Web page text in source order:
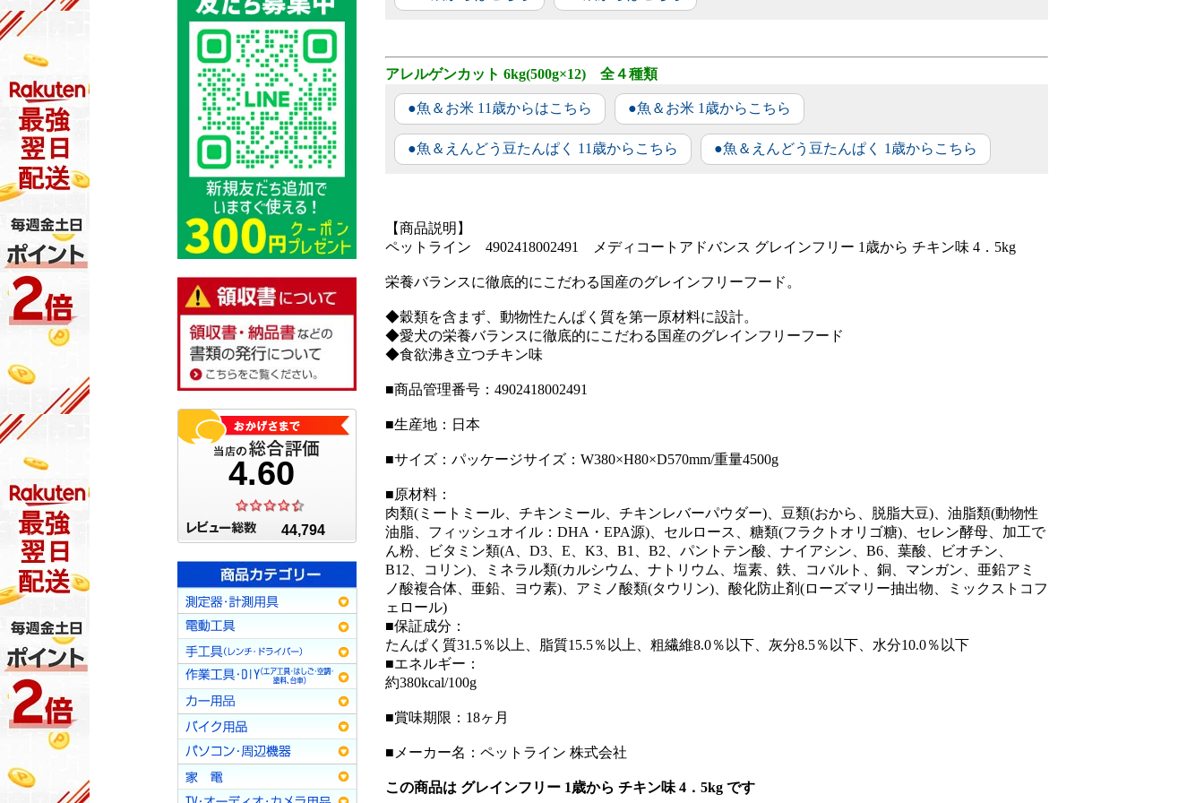
アレルゲンカット 6kg(500g×12) 全４種類
●魚＆お米 11歳からはこちら ●魚＆お米 1歳からこちら
●魚＆えんどう豆たんぱく 11歳からこちら ●魚＆えんどう豆たんぱく 1歳からこちら
【商品説明】
ペットライン 4902418002491 メディコートアドバンス グレインフリー 1歳から チキン味 4．5kg
栄養バランスに徹底的にこだわる国産のグレインフリーフード。
◆穀類を含まず、動物性たんぱく質を第一原材料に設計。
◆愛犬の栄養バランスに徹底的にこだわる国産のグレインフリーフード
◆食欲沸き立つチキン味
■商品管理番号：4902418002491
■生産地：日本
■サイズ：パッケージサイズ：W380×H80×D570mm/重量4500g
■原材料：
肉類(ミートミール、チキンミール、チキンレバーパウダー)、豆類(おから、脱脂大豆)、油脂類(動物性
油脂、フィッシュオイル：DHA・EPA源)、セルロース、糖類(フラクトオリゴ糖)、セレン酵母、加工で
ん粉、ビタミン類(A、D3、E、K3、B1、B2、パントテン酸、ナイアシン、B6、葉酸、ビオチン、
B12、コリン)、ミネラル類(カルシウム、ナトリウム、塩素、鉄、コバルト、銅、マンガン、亜鉛アミ
ノ酸複合体、亜鉛、ヨウ素)、アミノ酸類(タウリン)、酸化防止剤(ローズマリー抽出物、ミックストコフ
ェロール)
■保証成分：
たんぱく質31.5％以上、脂質15.5％以上、粗繊維8.0％以下、灰分8.5％以下、水分10.0％以下
■エネルギー：
約380kcal/100g
■賞味期限：18ヶ月
■メーカー名：ペットライン 株式会社
この商品は グレインフリー 1歳から チキン味 4．5kg です